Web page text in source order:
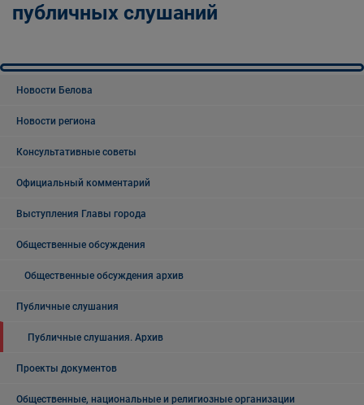
публичных слушаний
Новости Белова
Новости региона
Консультативные советы
Официальный комментарий
Выступления Главы города
Общественные обсуждения
Общественные обсуждения архив
Публичные слушания
Публичные слушания. Архив
Проекты документов
Общественные, национальные и религиозные организации